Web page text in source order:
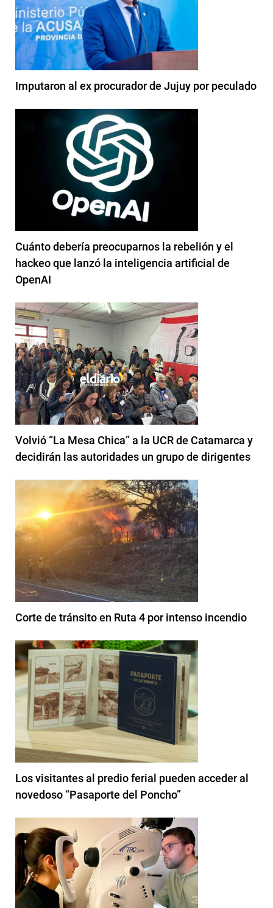
Imputaron al ex procurador de Jujuy por peculado
Cuánto debería preocuparnos la rebelión y el
hackeo que lanzó la inteligencia artificial de
OpenAI
Volvió “La Mesa Chica” a la UCR de Catamarca y
decidirán las autoridades un grupo de dirigentes
Corte de tránsito en Ruta 4 por intenso incendio
Los visitantes al predio ferial pueden acceder al
novedoso “Pasaporte del Poncho”